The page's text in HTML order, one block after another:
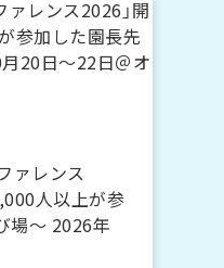
ァレンス
人以上が参
場～ 2026年
ライン｜コド